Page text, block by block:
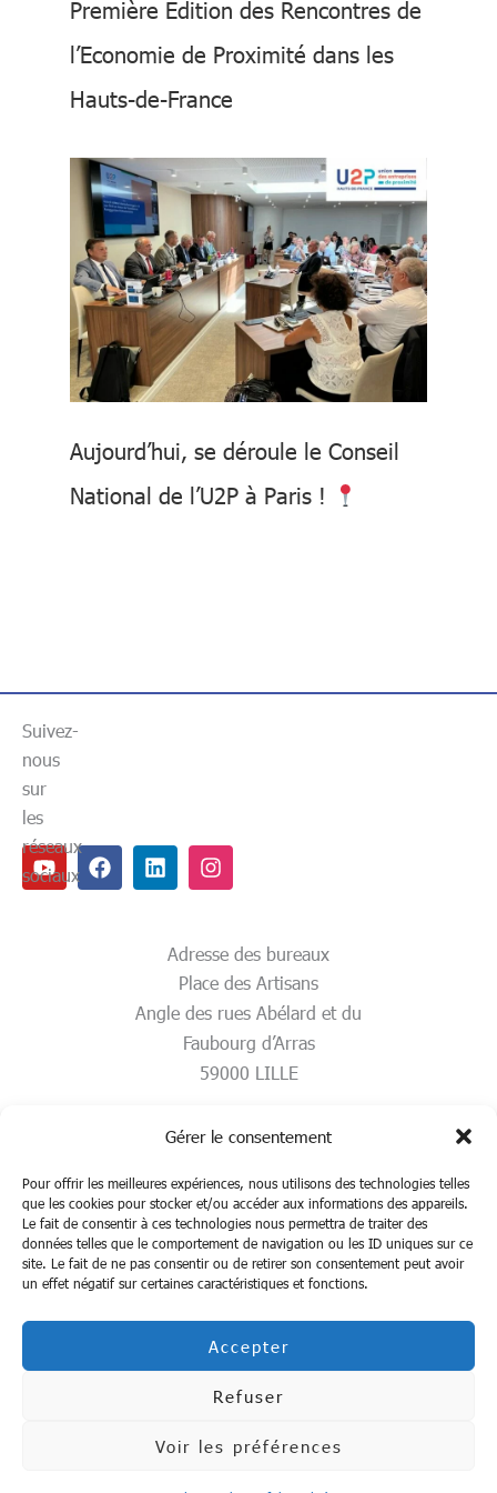
Gérer le consentement
Pour offrir les meilleures expériences, nous utilisons des technologies telles
que les cookies pour stocker et/ou accéder aux informations des appareils.
Le fait de consentir à ces technologies nous permettra de traiter des
données telles que le comportement de navigation ou les ID uniques sur ce
site. Le fait de ne pas consentir ou de retirer son consentement peut avoir
un effet négatif sur certaines caractéristiques et fonctions.
Accepter
Refuser
Voir les préférences
Première Édition des Rencontres de
l’Economie de Proximité dans les
Hauts-de-France
Aujourd’hui, se déroule le Conseil
National de l’U2P à Paris !
YoutubeFacebookLinkedinInstagram
Suivez-
nous
sur
les
réseaux
sociaux
Politique de confidentialité
Adresse des bureaux
Place des Artisans
Angle des rues Abélard et du
Faubourg d’Arras
59000 LILLE